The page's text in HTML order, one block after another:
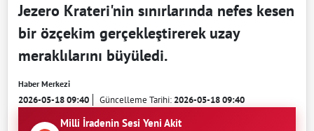
Jezero Krateri'nin sınırlarında nefes kesen
bir özçekim gerçekleştirerek uzay
meraklılarını büyüledi.
Haber Merkezi
2026-05-18 09:40 Güncelleme Tarihi:2026-05-18 09:40
Milli İradenin Sesi Yeni Akit